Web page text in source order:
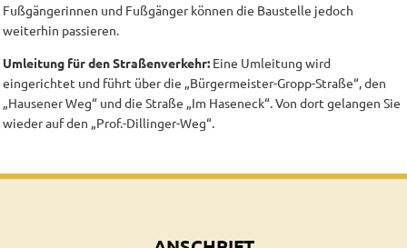
Fußgängerinnen und Fußgänger können die Baustelle jedoch
weiterhin passieren.
Umleitung für den Straßenverkehr: Eine Umleitung wird
eingerichtet und führt über die „Bürgermeister-Gropp-Straße“, den
„Hausener Weg“ und die Straße „Im Haseneck“. Von dort gelangen Sie
wieder auf den „Prof.-Dillinger-Weg“.